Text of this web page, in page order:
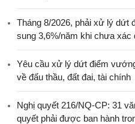
Tháng 8/2026, phải xử lý dứt
sung 3,6%/năm khi chưa
Yêu cầu xử lý dứt điểm
về đấu thầu, đất đai, tài chính
Nghị quyết 216/NQ-CP: 31
quyết phải được ban hành